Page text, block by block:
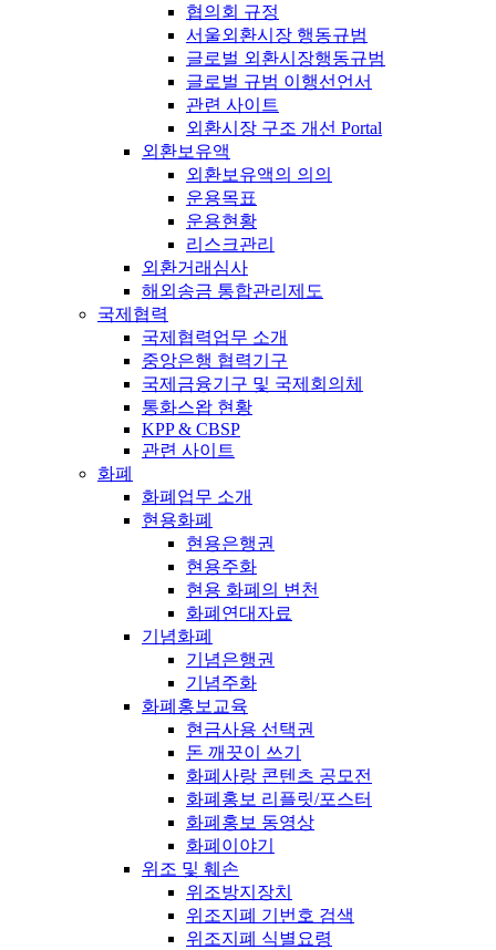
협의회 규정
서울외환시장 행동규범
글로벌 외환시장행동규범
글로벌 규범 이행선언서
관련 사이트
외환시장 구조 개선 Portal
외환보유액
외환보유액의 의의
운용목표
운용현황
리스크관리
외환거래심사
해외송금 통합관리제도
국제협력
국제협력업무 소개
중앙은행 협력기구
국제금융기구 및 국제회의체
통화스왑 현황
KPP & CBSP
관련 사이트
화폐
화폐업무 소개
현용화폐
현용은행권
현용주화
현용 화폐의 변천
화폐연대자료
기념화폐
기념은행권
기념주화
화폐홍보교육
현금사용 선택권
돈 깨끗이 쓰기
화폐사랑 콘텐츠 공모전
화폐홍보 리플릿/포스터
화폐홍보 동영상
화폐이야기
위조 및 훼손
위조방지장치
위조지폐 기번호 검색
위조지폐 식별요령